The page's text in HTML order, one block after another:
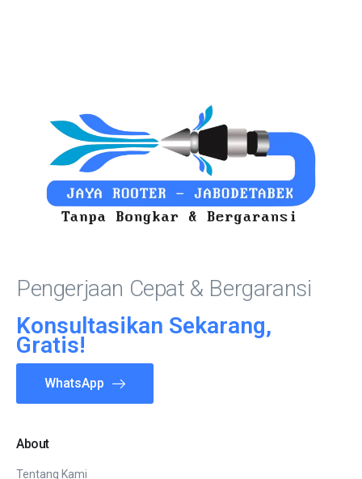
Pengerjaan Cepat & Bergaransi
Konsultasikan Sekarang,
Gratis!
WhatsApp
About
Tentang Kami